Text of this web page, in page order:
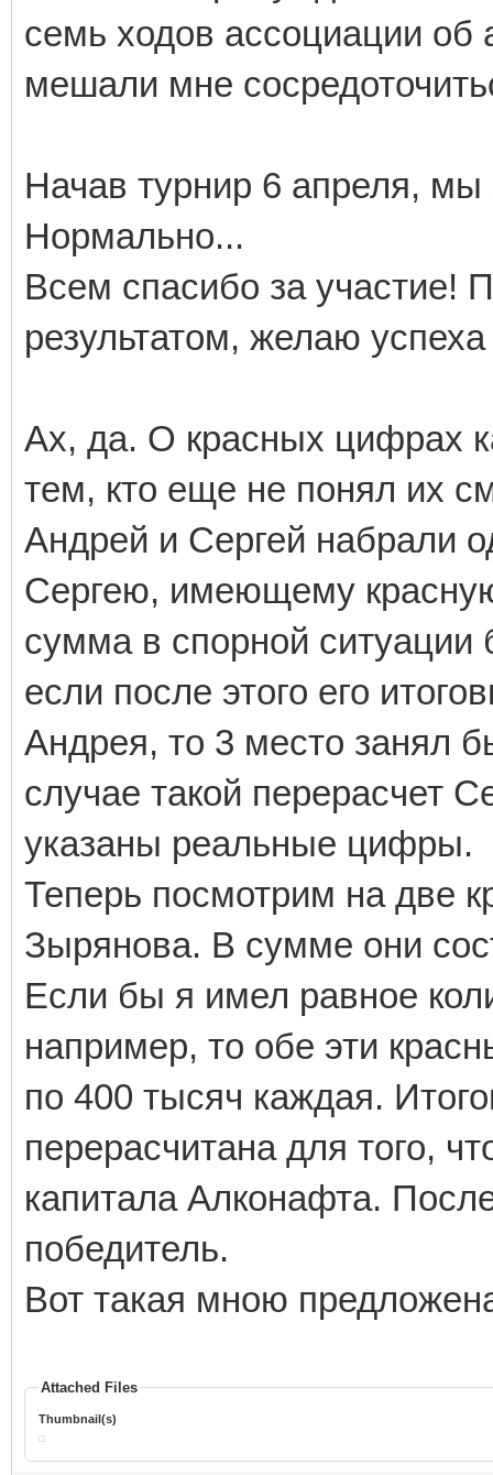
семь ходов ассоциации об
мешали мне
Начав турнир 6 апреля, мы
Нормально...
Всем спасибо за участие!
результатом, желаю
Ах, да. О красных цифрах
тем, кто еще не понял их
Андрей и Сергей набрали
Сергею, имеющему
сумма в спорной
если после этого его
Андрея, то 3 место занял
случае такой перерасчет
указаны реальные цифры.
Теперь посмотрим на две
Зырянова. В сумме они
Если бы я имел равное
например, то обе эти
по 400 тысяч каждая.
перерасчитана для того,
капитала Алконафта.
победитель.
Вот такая мною
Attached Files
Thumbnail(s)